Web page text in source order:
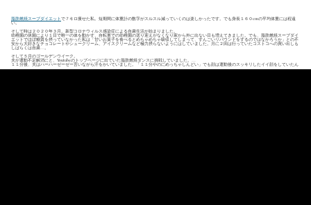
脂肪燃焼スープダイエットで７キロ痩せた私。短期間に体重計の数字がスルスル減っていくのは楽しかったです。でも身長１６０cmの平均体重には程遠
い。
そして時は２０２０年３月。新型コロナウィルス感染症による自粛生活が始まりました。
幼稚園の休園により１日で唯一の体を動かす、自転車での幼稚園の送り迎えがなくなり家から外に出ない日も増えてきました。でも、脂肪燃焼スープダイ
エットでほぼ糖質を摂っていなかった私は「甘いお菓子を食べるとめちゃめちゃ吸収してしまって、すんごいリバウンドをするのではなかろうか」との不
安から大好きなチョコレートやシュークリーム、アイスクリームなど極力摂らないようにはしていました。月に２回は行っていたコストコへの買い出しも
しばらくは自粛…。
そして５月のゴールデンウイーク。
夫が運動不足解消にと、Youtubeのトップページに出ていた脂肪燃焼ダンスに挑戦していました。
１１分後、夫はハーハーゼーゼー言いながら汗をかいていました。「１１分やのにめっちゃしんどい」でも顔は運動後のスッキリしたイイ顔をしていたん
です！普段なら絶対にやらない私も直後にすぐ同じ動画を再生。初・タケマリはキツいけど、一緒にしんどい顔をしてくれるから最後までできるー♪で、